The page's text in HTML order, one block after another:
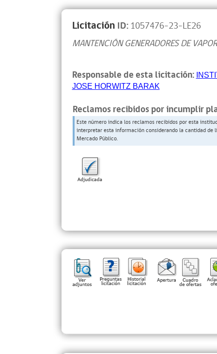
Licitación ID:1057476-23-LE26
MANTENCIÓN GENERADORES DE VAPOR
Responsable de esta licitación:
JOSE HORWITZ BARAK
Reclamos recibidos por incumplir
Este número indica los reclamos recibidos por esta
interpretar esta información considerando la cantidad
Mercado Público.